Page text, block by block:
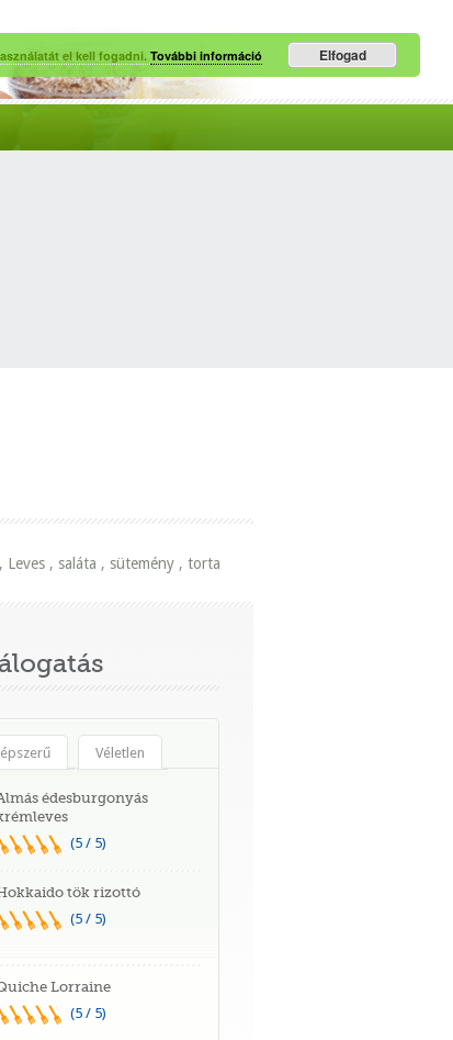
, Leves , saláta , sütemény , torta
Véletlen
édesburgonyás
(5 / 5)
tök rizottó
(5 / 5)
Lorraine
(5 / 5)
el kell fogadni. További információ Elfogad